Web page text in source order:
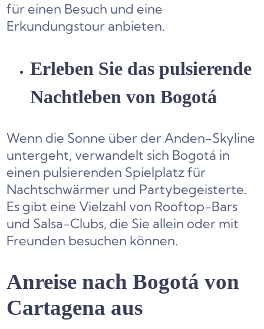
für einen Besuch und eine
Erkundungstour anbieten.
Erleben Sie das pulsierende
Nachtleben von Bogotá
Wenn die Sonne über der Anden-Skyline
untergeht, verwandelt sich Bogotá in
einen pulsierenden Spielplatz für
Nachtschwärmer und Partybegeisterte.
Es gibt eine Vielzahl von Rooftop-Bars
und Salsa-Clubs, die Sie allein oder mit
Freunden besuchen können.
Anreise nach Bogotá von
Cartagena aus